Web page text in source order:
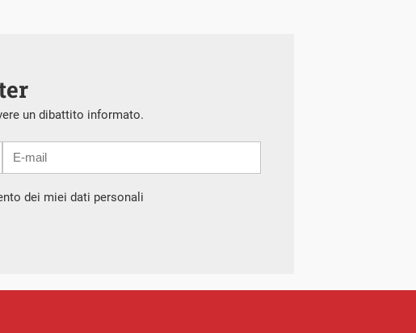
un dibattito informato.
dei miei dati personali